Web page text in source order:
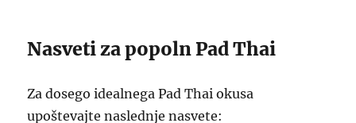
Nasveti za popoln Pad Thai
Za dosego idealnega Pad Thai okusa
upoštevajte naslednje nasvete: